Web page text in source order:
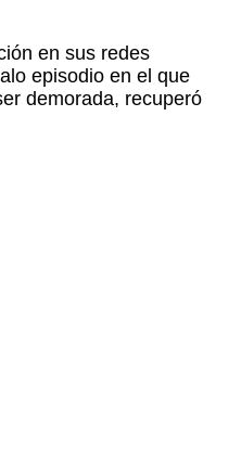
en sus redes
episodio en el que
demorada, recuperó